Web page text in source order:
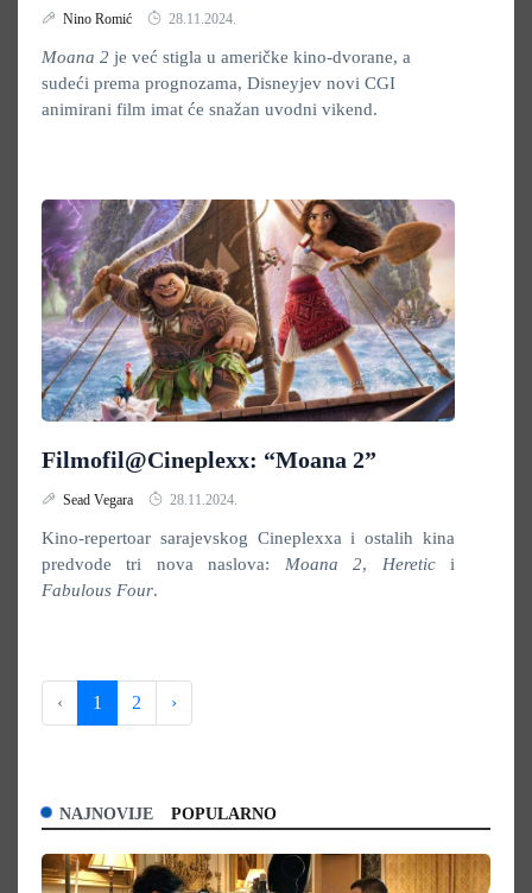
Nino Romić 28.11.2024.
Moana 2 je već stigla u američke kino-dvorane, a
sudeći prema prognozama, Disneyjev novi CGI
animirani film imat će snažan uvodni vikend.
Filmofil@Cineplexx: “Moana 2”
Sead Vegara 28.11.2024.
Kino-repertoar sarajevskog Cineplexxa i ostalih kina
predvode tri nova naslova: Moana 2, Heretici
Fabulous Four.
‹ 1 2 ›
NAJNOVIJE POPULARNO